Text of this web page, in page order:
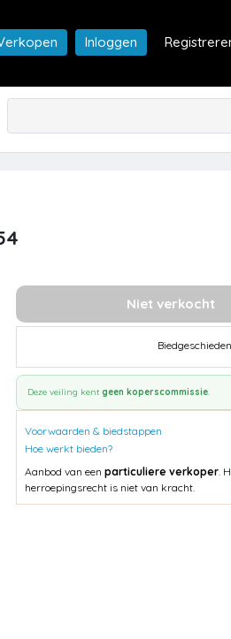
Inloggen
Niet verkocht
Deze veiling kent geen koperscommissie.
Voorwaarden & biedstappen
Hoe werkt bieden?
Aanbod van een particuliere verkoper.
herroepingsrecht is niet van kracht.